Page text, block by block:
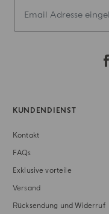
KUNDENDIENST
Kontakt
FAQs
Exklusive vorteile
Versand
Rücksendung und Widerruf